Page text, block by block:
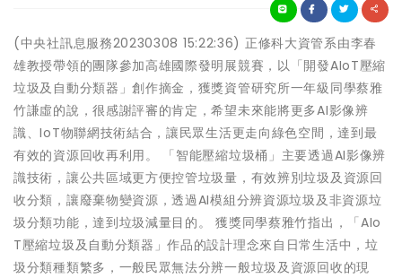
(中央社訊息服務20230308 15:22:36) 正修科大資管系由李春
雄教授帶領的團隊參加高雄國際發明展競賽，以「開發AIoT壓縮
垃圾及自動分類器」創作摘金，獲獎資管研究所一年級同學蔡雅
竹謙虛的說，很感謝評審的肯定，希望未來能將更多AI影像辨
識、IoT物聯網技術結合，讓民眾生活更走向綠色空間，達到最
有效的資源回收再利用。 「智能壓縮垃圾桶」主要透過AI影像辨
識技術，讓公共區域更方便控管垃圾量，有效辨別垃圾及資源回
收分類，讓廢棄物變資源，透過AI模組分辨資源垃圾及非資源垃
圾分類功能，達到垃圾減量目的。 獲獎同學蔡雅竹指出，「AIo
T壓縮垃圾及自動分類器」作品的設計理念來自日常生活中，垃
圾分類種類繁多，一般民眾無法分辨一般垃圾及資源回收的現